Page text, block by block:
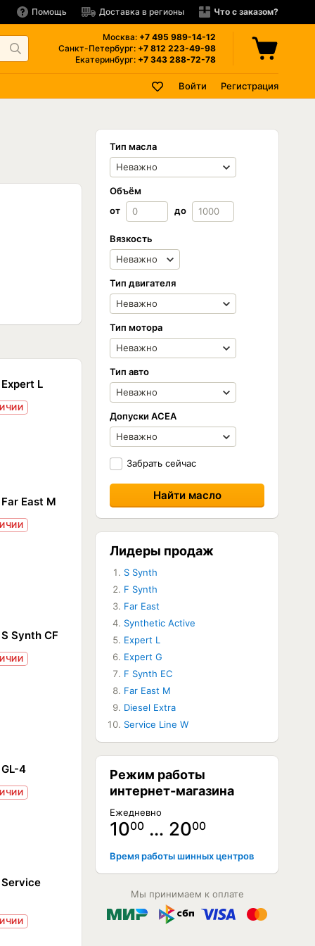
Помощь Доставка в регионы Что с заказом?
Москва: +7 495 989-14-12
Санкт-Петербург: +7 812 223-49-98
Екатеринбург: +7 343 288-72-78
Войти Регистрация
L
East M
Synth CF
4
Тип масла
Объём
от
до
Вязкость
Тип двигателя
Тип мотора
Тип авто
Допуски ACEA
Забрать сейчас
Лидеры продаж
S Synth
F Synth
Far East
Synthetic Active
Expert L
Expert G
F Synth EC
Far East M
Diesel Extra
Service Line W
Режим работы
интернет-магазина
Ежедневно
1000 … 2000
Время работы шинных центров
Мы принимаем к оплате